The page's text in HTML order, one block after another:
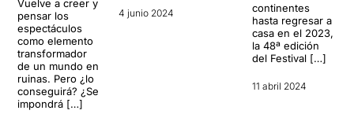
Vuelve a creer y
pensar los
espectáculos
como elemento
transformador
de un mundo en
ruinas. Pero ¿lo
conseguirá? ¿Se
impondrá […]
4 junio 2024
continentes
hasta regresar a
casa en el 2023,
la 48ª edición
del Festival […]
11 abril 2024